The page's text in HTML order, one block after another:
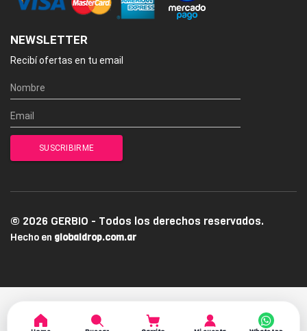
NEWSLETTER
Recibí ofertas en tu email
© 2026 GERBIO - Todos los derechos reservados.
Hecho en globaldrop.com.ar